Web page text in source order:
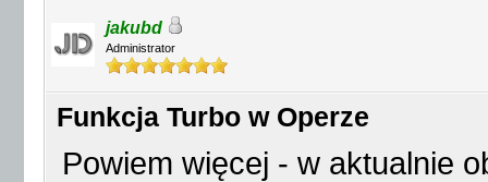
jakubd
Administrator
Funkcja Turbo w Operze
Powiem więcej - w aktualnie